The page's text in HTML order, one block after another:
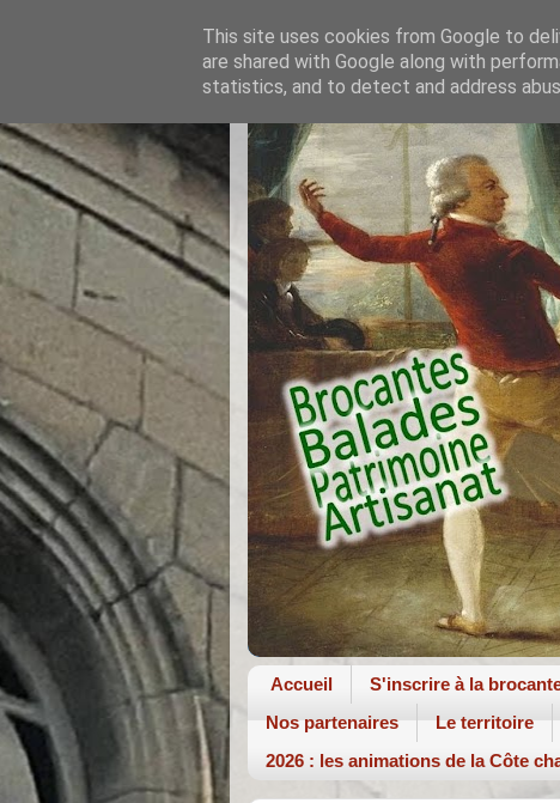
Accueil S'inscrire à la
Nos partenaires
Le territoire
2026 : les animations de la Côte
This site uses cookies from Google to
are shared with Google along with
statistics, and to detect and address